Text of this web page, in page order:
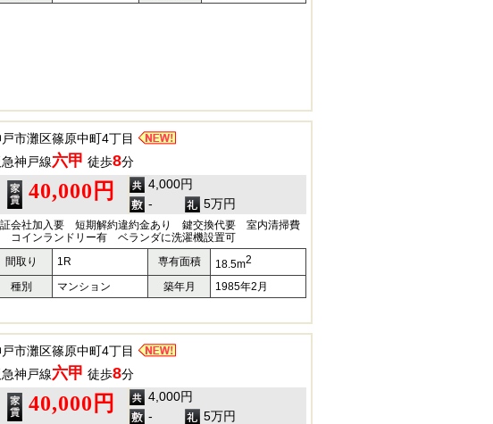
市灘区篠原中町4丁目
急神戸線六甲 徒歩8分
40,000円
4,000円
-
5万円
会社加入要 短期解約違約金あり 鍵交換代要 室内清掃費
コインランドリー有 ベランダに洗濯機設置可
間取り
1R 専有面積 18.5m2
種別 マンション 築年月
1985年2月
市灘区篠原中町4丁目
急神戸線六甲 徒歩8分
40,000円
4,000円
-
5万円